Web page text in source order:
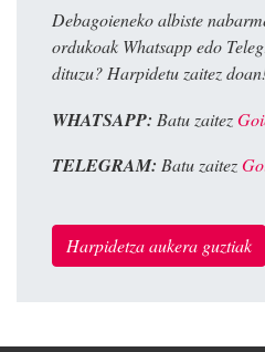
Debagoieneko albiste
ordukoak Whatsapp edo
dituzu? Harpidetu zaitez
WHATSAPP: Batu zaitez
TELEGRAM: Batu zaitez
Harpidetza aukera guztiak